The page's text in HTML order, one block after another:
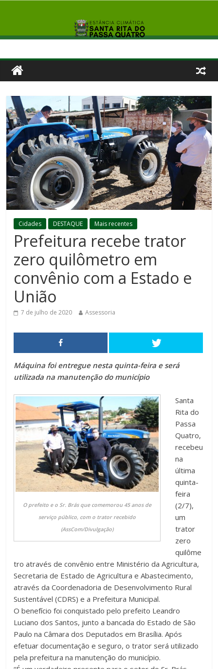
Cidades DESTAQUE Mais recentes
Prefeitura recebe trator
zero quilômetro em
convênio com a Estado e
União
7 de julho de 2020 Assessoria
Máquina foi entregue nesta quinta-feira e será
utilizada na manutenção do município
O prefeito e o Sr. Brás que comemorou 45 anos de
serviço público, com o trator recebido
(AssCom/Divulgação)
Santa
Rita do
Passa
Quatro,
recebeu
na
última
quinta-
feira
(2/7),
um
trator
zero
quilôme
tro através de convênio entre Ministério da Agricultura,
Secretaria de Estado de Agricultura e Abastecimento,
através da Coordenadoria de Desenvolvimento Rural
Sustentável (CDRS) e a Prefeitura Municipal.
O benefício foi conquistado pelo prefeito Leandro
Luciano dos Santos, junto a bancada do Estado de São
Paulo na Câmara dos Deputados em Brasília. Após
efetuar documentação e seguro, o trator será utilizado
pela prefeitura na manutenção do município.